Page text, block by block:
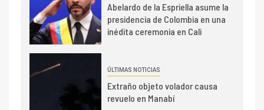
Abelardo de la Espriella asume la
presidencia de Colombia en una
inédita ceremonia en Cali
ÚLTIMAS NOTICIAS
Extraño objeto volador causa
revuelo en Manabí